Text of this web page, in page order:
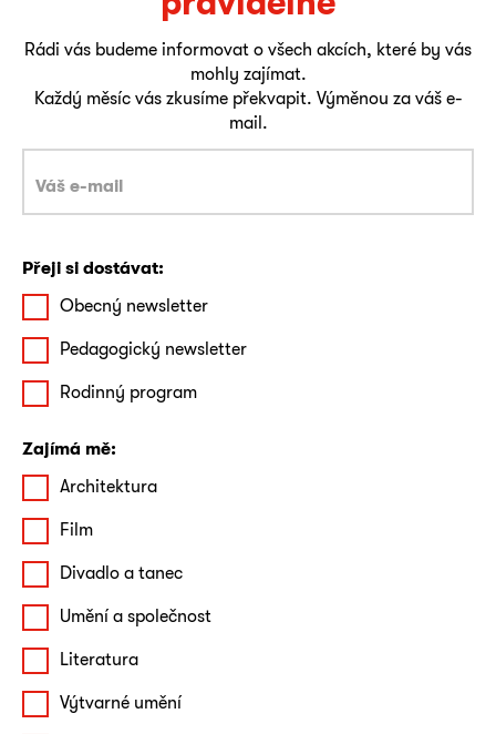
Rádi vás budeme informovat o všech akcích, které by vás
mohly zajímat.
Každý měsíc vás zkusíme překvapit. Výměnou za váš e-
mail.
Přeji si dostávat:
Obecný newsletter
Pedagogický newsletter
Rodinný program
Zajímá mě:
Architektura
Film
Divadlo a tanec
Umění a společnost
Literatura
Výtvarné umění